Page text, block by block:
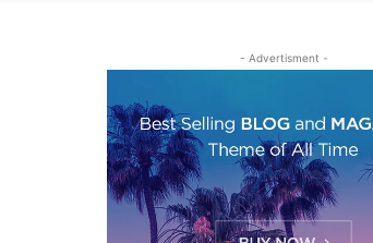
- Advertisment -